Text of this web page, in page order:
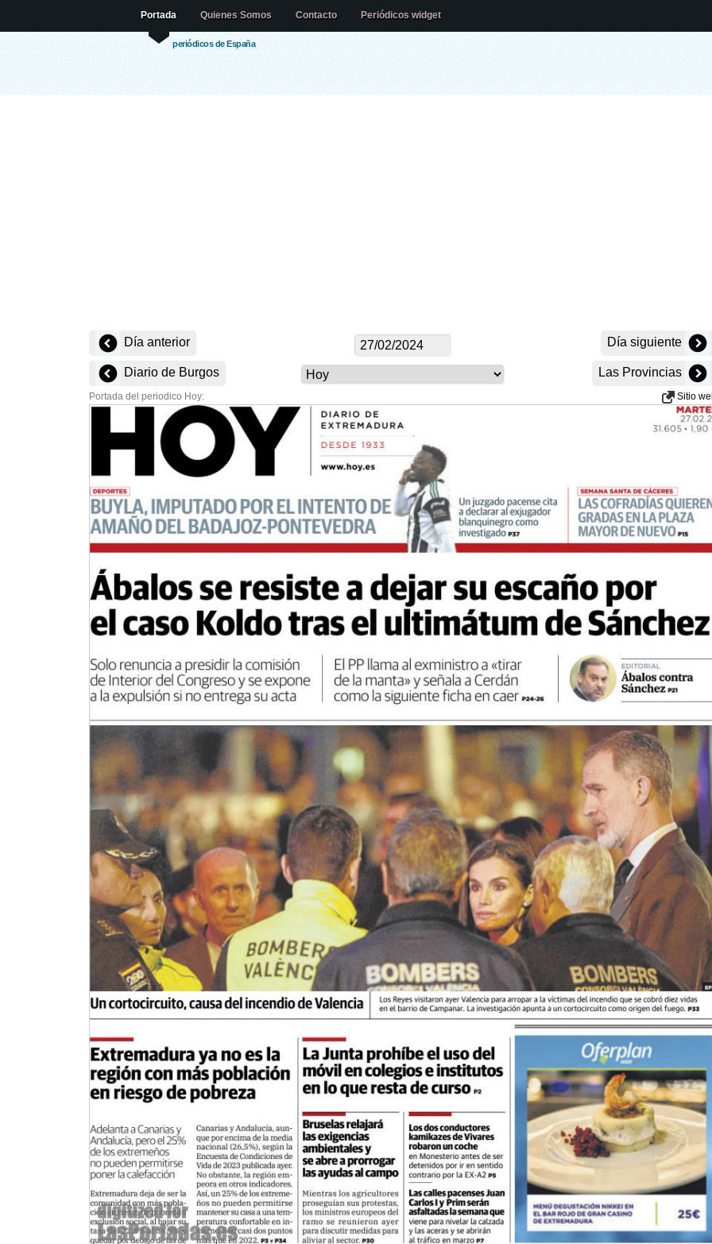
periódicos de España
Portada Quienes Somos Contacto Periódicos widget
Día anterior Día siguiente
Diario de Burgos Las Provincias
Portada del periodico Hoy: Sitio